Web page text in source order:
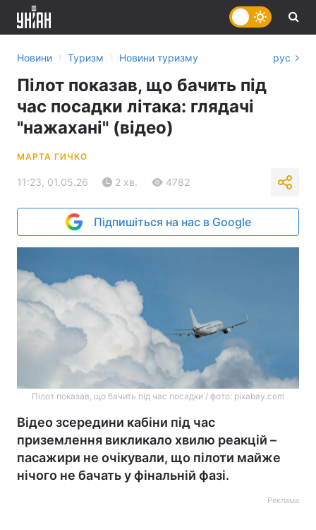
Новини › Туризм › Новини туризму рус
Пілот показав, що бачить під
час посадки літака: глядачі
"нажахані" (відео)
МАРТА ГИЧКО
11:23, 01.05.26 2 хв. 4782
Підпишіться на нас в Google
Пілот показав, що бачить під час посадки / фото: pixabay.com
Відео зсередини кабіни під час
приземлення викликало хвилю реакцій –
пасажири не очікували, що пілоти майже
нічого не бачать у фінальній фазі.
Реклама